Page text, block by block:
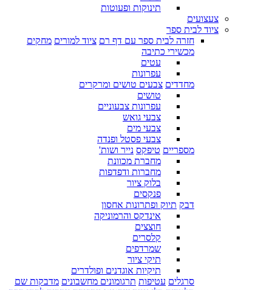
תינוקות ופעוטות
צעצועים
ציוד לבית ספר
חזרה לבית ספר עם דף רם ציוד למורים מחקים
מכשירי כתיבה
עטים
עפרונות
מחדדים צבעים טושים ומרקרים
טושים
עפרונות צבעוניים
צבעי גואש
צבעי מים
צבעי פסטל ופנדה
מספריים טיפקס נייר ושות'
מחברת מכוונת
מחברות ודפדפות
בלוק ציור
פנקסים
דבק תיוק ופתרונות אחסון
אינדקס והרמוניקה
חוצצים
קלסרים
שמרדפים
תיקי ציור
תיקיות אוגדנים ופולדרים
סרגלים עטיפות תרגומונים מחשבונים מדבקות שם